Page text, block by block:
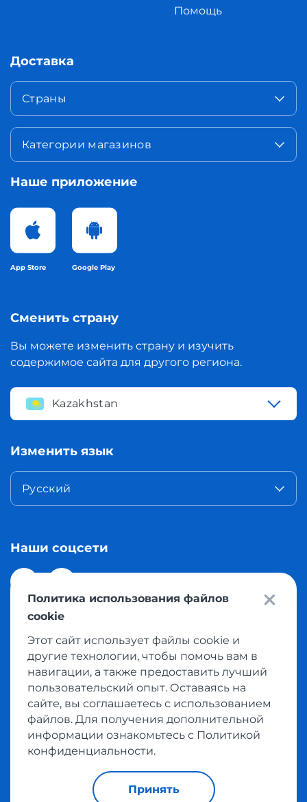
Помощь
Доставка
Страны
Категории магазинов
Наше приложение
App Store Google Play
Сменить страну
Вы можете изменить страну и изучить
содержимое сайта для другого региона.
Kazakhstan
Изменить язык
Русский
Наши соцсети
© 2026 Meest Shopping доставка покупок с интернет
магазинов мира в Казахстан. Все права защищены
Политика конфиденциальности
Публичная оферта
Условия пользования сервисом выкупа товаров
Политика использования файлов
cookie
Этот сайт использует файлы cookie и
другие технологии, чтобы помочь вам в
навигации, а также предоставить лучший
пользовательский опыт. Оставаясь на
сайте, вы соглашаетесь с использованием
файлов. Для получения дополнительной
информации ознакомьтесь с Политикой
конфиденциальности.
Принять